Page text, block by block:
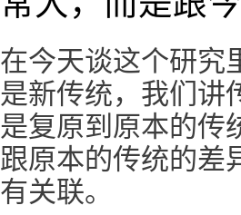
在今天谈这个研究
是新传统，我们讲
是复原到原本的传
跟原本的传统的差
有关联。